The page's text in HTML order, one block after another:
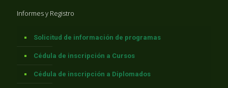
Informes y Registro
Solicitud de información de programas
Cédula de inscripción a Cursos
Cédula de inscripción a Diplomados